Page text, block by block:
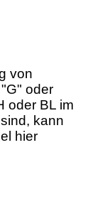
von
oder
oder BL im
kann
hier